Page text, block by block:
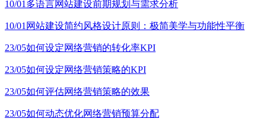
10/01 多语言网站建设前期规划与需求分析
10/01 网站建设简约风格设计原则：极简美学与功能性平衡
23/05如何设定网络营销的转化率KPI
23/05如何设定网络营销策略的KPI
23/05如何评估网络营销策略的效果
23/05如何动态优化网络营销预算分配